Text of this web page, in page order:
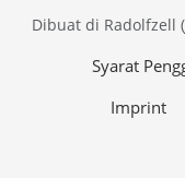
Dibuat di Radolfzell
Syarat
Imprint